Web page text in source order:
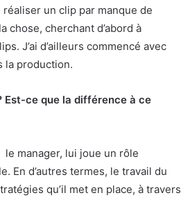
un clip par manque de
chose, cherchant d’abord à
J’ai d’ailleurs commencé avec
la production.
Est-ce que la différence à ce
manager, lui joue un rôle
En d’autres termes, le travail du
qu’il met en place, à travers